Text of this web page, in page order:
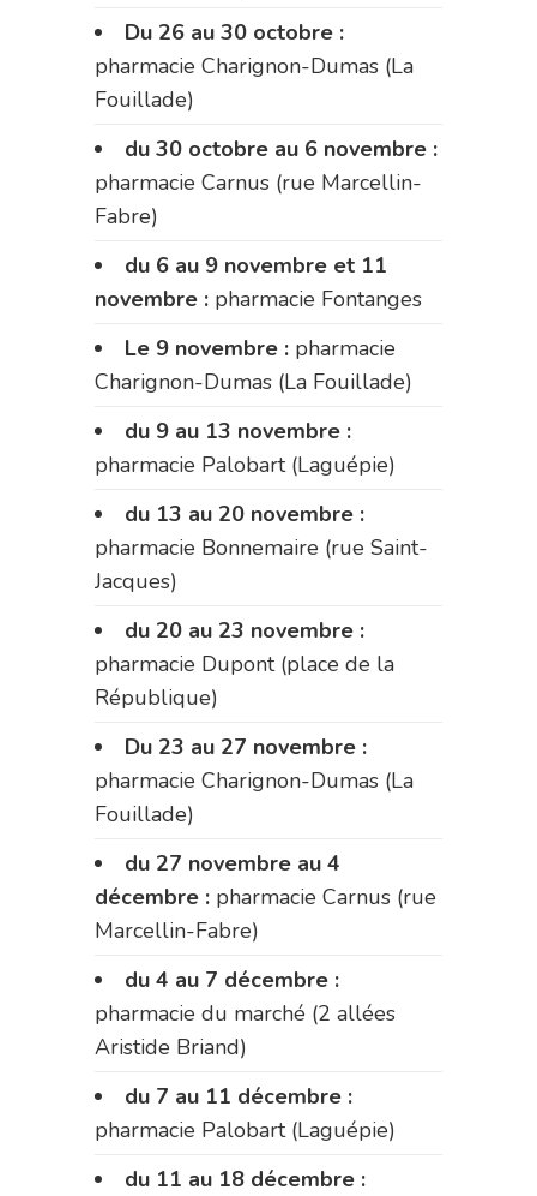
Du 26 au 30 octobre :
pharmacie Charignon-Dumas (La
Fouillade)
du 30 octobre au 6 novembre :
pharmacie Carnus (rue Marcellin-
Fabre)
du 6 au 9 novembre et 11
novembre : pharmacie Fontanges
Le 9 novembre : pharmacie
Charignon-Dumas (La Fouillade)
du 9 au 13 novembre :
pharmacie Palobart (Laguépie)
du 13 au 20 novembre :
pharmacie Bonnemaire (rue Saint-
Jacques)
du 20 au 23 novembre :
pharmacie Dupont (place de la
République)
Du 23 au 27 novembre :
pharmacie Charignon-Dumas (La
Fouillade)
du 27 novembre au 4
décembre : pharmacie Carnus (rue
Marcellin-Fabre)
du 4 au 7 décembre :
pharmacie du marché (2 allées
Aristide Briand)
du 7 au 11 décembre :
pharmacie Palobart (Laguépie)
du 11 au 18 décembre :